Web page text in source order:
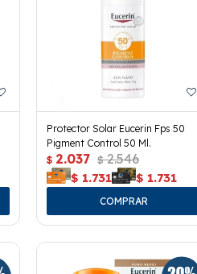
Protector Solar Eucerin Fps 50
Pigment Control 50 Ml.
$ 2.037 $ 2.546
$ 1.731 $ 1.731